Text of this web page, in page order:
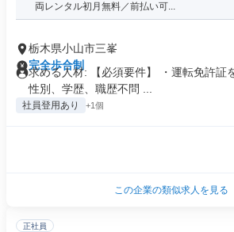
両レンタル初月無料／前払い可...
栃木県小山市三峯
完全歩合制
求める人材: 【必須要件】 ・運転免許証
性別、学歴、職歴不問 ...
社員登用あり +1個
この企業の類似求人を見る
正社員